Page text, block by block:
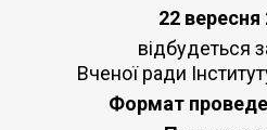
22 вересня
відбудеться
Вченої ради
Формат